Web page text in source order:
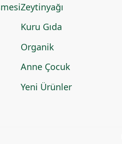
Zeytinyağı
Kuru Gıda
Organik
Anne Çocuk
Yeni Ürünler